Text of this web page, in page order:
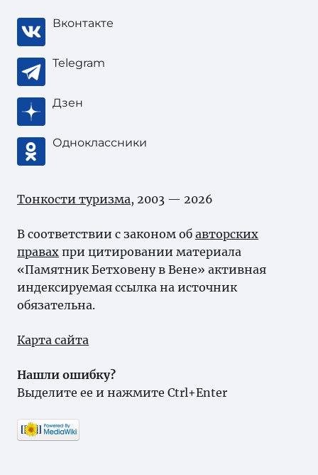
Вконтакте
Telegram
Дзен
Одноклассники
Тонкости туризма, 2003 — 2026
В соответствии с законом об авторских
правах при цитировании материала
«Памятник Бетховену в Вене» активная
индексируемая ссылка на источник
обязательна.
Карта сайта
Нашли ошибку?
Выделите ее и нажмите Ctrl+Enter